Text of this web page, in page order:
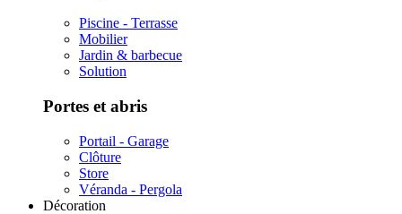
Piscine - Terrasse
Mobilier
Jardin & barbecue
Solution
Portes et abris
Portail - Garage
Clôture
Store
Véranda - Pergola
Décoration